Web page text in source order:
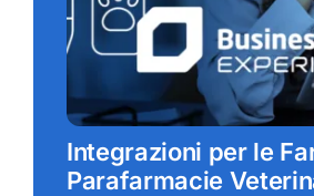
Integrazioni per le
Parafarmacie